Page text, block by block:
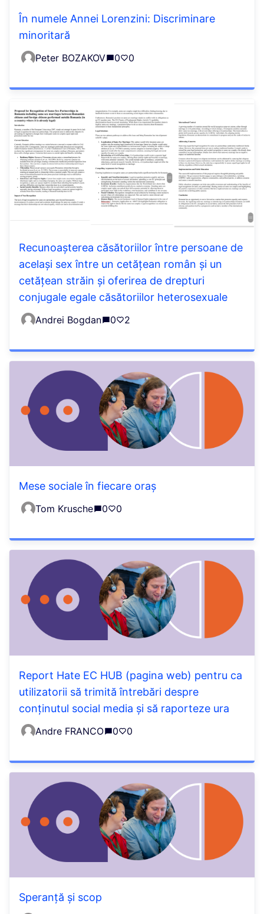
În numele Annei Lorenzini: Discriminare
minoritară
Peter BOZAKOV 0 0
Recunoașterea căsătoriilor între persoane de
același sex între un cetățean român și un
cetățean străin și oferirea de drepturi
conjugale egale căsătoriilor heterosexuale
Andrei Bogdan 0 2
Mese sociale în fiecare oraș
Tom Krusche 0 0
Report Hate EC HUB (pagina web) pentru ca
utilizatorii să trimită întrebări despre
conținutul social media și să raporteze ura
Andre FRANCO 0 0
Speranță și scop